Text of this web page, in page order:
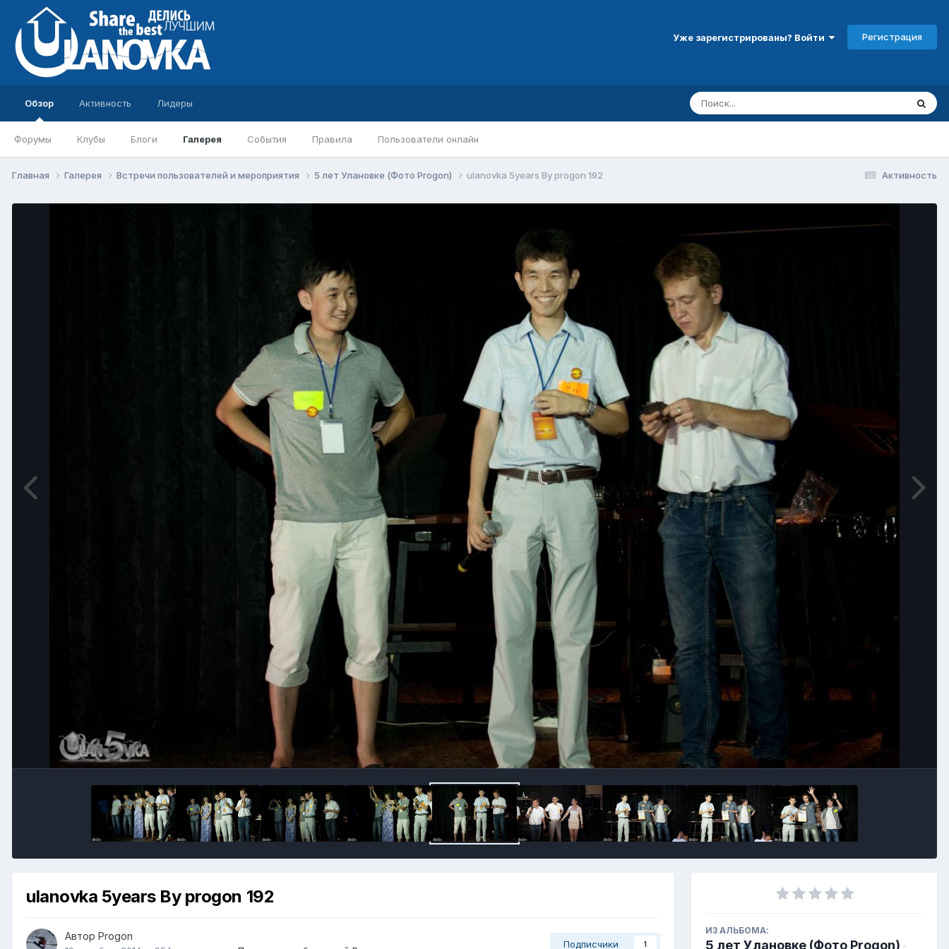
Уже зарегистрированы? Войти Регистрация
Обзор
Форумы Клубы Блоги Галерея События Правила Пользователи онлайн
Активность Лидеры
Активность
Главная Галерея Встречи пользователей и мероприятия 5 лет Улановке (Фото Progon) ulanovka 5years By progon 192
ulanovka 5years By progon 192
Автор Progon
Подписчики 1
ИЗ АЛЬБОМА:
5 лет Улановке (Фото Progon) ·